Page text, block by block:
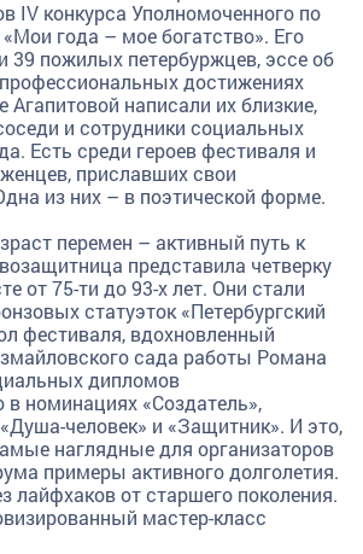
IV конкурса Уполномоченного по
года – мое богатство». Его
39 пожилых петербуржцев, эссе об
достижениях
Агапитовой написали их близкие,
и сотрудники социальных
Есть среди героев фестиваля и
приславших свои
из них – в поэтической форме.
перемен – активный путь к
представила четверку
от 75-ти до 93-х лет. Они стали
статуэток «Петербургский
фестиваля, вдохновленный
сада работы Романа
дипломов
в номинациях «Создатель»,
человек» и «Защитник». И это,
наглядные для организаторов
примеры активного долголетия.
лайфхаков от старшего поколения.
мастер-класс